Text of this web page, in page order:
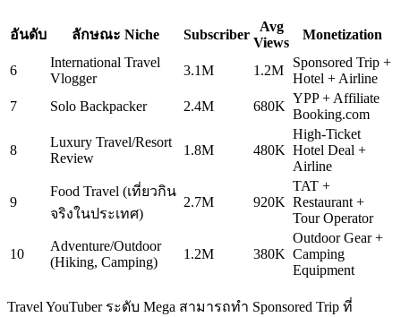
อันดับ ลักษณะ Niche Subscriber
Avg
Views
Monetization
6
International Travel
Vlogger
3.1M 1.2M
Sponsored Trip +
Hotel + Airline
7
Solo Backpacker 2.4M 680K
YPP + Affiliate
Booking.com
8
Luxury Travel/Resort
Review
1.8M 480K
High-Ticket
Hotel Deal +
Airline
9
Food Travel (เที่ยวกิน
จริงในประเทศ)
2.7M 920K
TAT +
Restaurant +
Tour Operator
10
Adventure/Outdoor
(Hiking, Camping)
1.2M 380K
Outdoor Gear +
Camping
Equipment
Travel YouTuber ระดับ Mega สามารถทำ Sponsored Trip ที่